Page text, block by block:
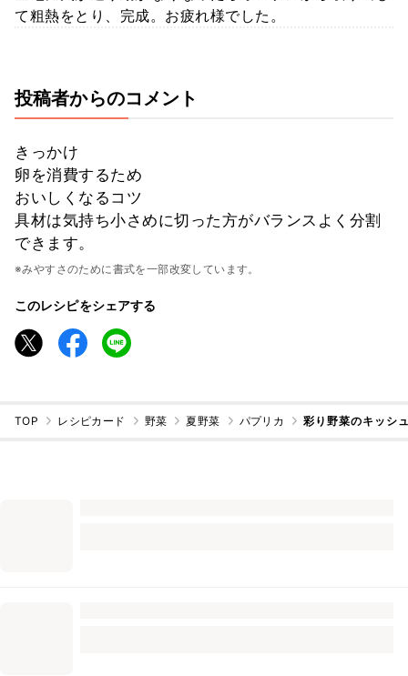
て粗熱をとり、完成。お疲れ様でした。
投稿者からのコメント
きっかけ
卵を消費するため
おいしくなるコツ
具材は気持ち小さめに切った方がバランスよく分割
できます。
※みやすさのために書式を一部改変しています。
このレシピをシェアする
TOP レシピカード 野菜 夏野菜 パプリカ 彩り野菜のキッシ